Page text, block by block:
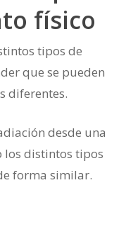
físico
tipos de
que se pueden
diferentes.
desde una
los distintos tipos
forma similar.